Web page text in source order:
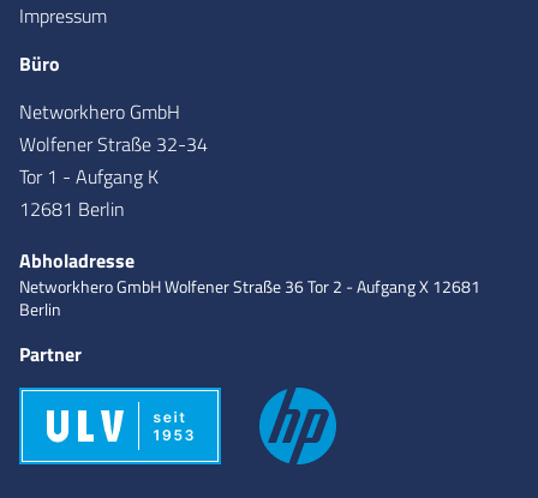
Impressum
Büro
Networkhero GmbH
Wolfener Straße 32-34
Tor 1 - Aufgang K
12681 Berlin
Abholadresse
Networkhero GmbHWolfener Straße 36Tor 2 - Aufgang X12681
Berlin
Partner